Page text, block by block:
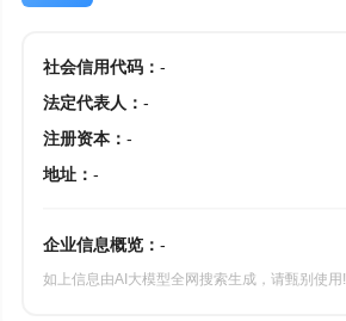
社会信用代码： -
法定代表人 ： -
注册资本： -
地址： -
企业信息概览： -
如上信息由AI大模型全网搜索生成，请甄别使用!